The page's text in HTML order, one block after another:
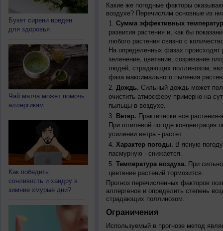
Букет сирени вреден
для здоровья
Чай матча может помочь
аллергикам
Как победить
сонливость и хандру в
зимние хмурые дни?
Какие же погодные факторы
воздухе? Перечислим основные из
Сумма эффективных
развития растения и, как бы
любого растения связно с
На определенных фазах происходят
зеленение, цветение, созревание
людей, страдающих поллинозом,
фаза максимального пыления
Дождь. Сильный дождь может
очистить атмосферу примерно на
пыльцы в воздухе.
Ветер. Практически все
При штилевой погоде
усилении ветра - растет.
Характер погоды. В ясную
пасмурную - снижается.
Температура воздуха. При
цветение растений тормозится.
Прогноз перечисленных факторов
аллергенов и определить степень
страдающих поллинозом.
Ограничения
Используемый в прогнозе метод